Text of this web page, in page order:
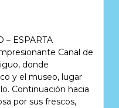
– ESPARTA
Canal de
donde
y el museo, lugar
Continuación hacia
por sus frescos,